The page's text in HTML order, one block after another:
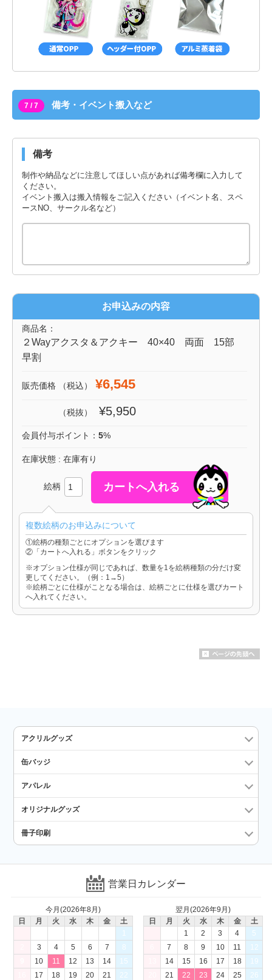
7 / 7 備考・イベント搬入など
備考
制作や納品などに注意してほしい点があれば備考欄に入力して
ください。
イベント搬入は搬入情報をご記入ください（イベント名、スペ
ースNO、サークル名など）
お申込みの内容
商品名：
２Wayアクスタ＆アクキー 40×40 両面 15部
早割
販売価格 （税込） ¥6,545
（税抜） ¥5,950
会員付与ポイント： 5%
在庫状態 : 在庫有り
絵柄
複数絵柄のお申込みについて
①絵柄の種類ごとにオプションを選びます
②「カートへ入れる」ボタンをクリック
※オプション仕様が同じであれば、数量を1を絵柄種類の分だけ変
更してください。（例：1→5）
※絵柄ごとに仕様がことなる場合は、絵柄ごとに仕様を選びカート
へ入れてください。
アクリルグッズ
缶バッジ
アパレル
オリジナルグッズ
冊子印刷
営業日カレンダー
今月(2026年8月)
日
月 火 水 木 金
土
1
3 4 5 6 7
8
10 11 12 13 14
15
17 18 19 20 21
22
翌月(2026年9月)
日
月 火 水 木 金
土
1
2 3 4
5
7 8 9 10 11
12
14 15 16 17 18
19
21 22 23 24 25
26